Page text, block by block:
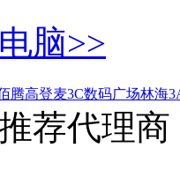
脑>>
腾高登麦3C数码广场林海
荐代理商